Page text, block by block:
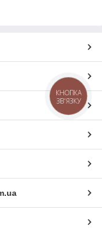
КНОПКА
ЗВ'ЯЗКУ